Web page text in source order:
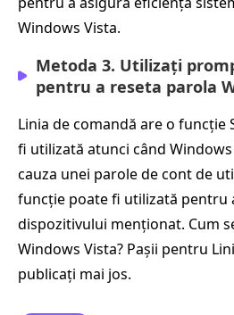
Windows Vista.
Metoda 3. Utilizați
pentru a reseta parola
Linia de comandă are o funcție
fi utilizată atunci când
cauza unei parole de cont de
funcție poate fi utilizată pentru
dispozitivului menționat. Cum
Windows Vista? Pașii pentru
publicați mai jos.